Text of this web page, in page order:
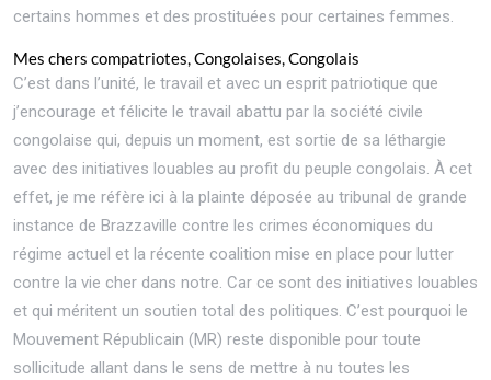
certains hommes et des prostituées pour certaines femmes.
Mes chers compatriotes, Congolaises, Congolais
C’est dans l’unité, le travail et avec un esprit patriotique que
j’encourage et félicite le travail abattu par la société civile
congolaise qui, depuis un moment, est sortie de sa léthargie
avec des initiatives louables au profit du peuple congolais. À cet
effet, je me réfère ici à la plainte déposée au tribunal de grande
instance de Brazzaville contre les crimes économiques du
régime actuel et la récente coalition mise en place pour lutter
contre la vie cher dans notre. Car ce sont des initiatives louables
et qui méritent un soutien total des politiques. C’est pourquoi le
Mouvement Républicain (MR) reste disponible pour toute
sollicitude allant dans le sens de mettre à nu toutes les